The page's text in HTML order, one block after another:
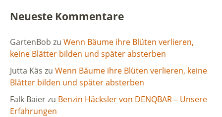
Neueste Kommentare
GartenBob zu Wenn Bäume ihre Blüten verlieren,
keine Blätter bilden und später absterben
Jutta Käs zu Wenn Bäume ihre Blüten verlieren, keine
Blätter bilden und später absterben
Falk Baierzu Benzin Häcksler von DENQBAR – Unsere
Erfahrungen